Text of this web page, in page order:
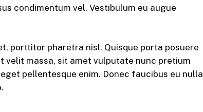
condimentum vel. Vestibulum eu augue
porttitor pharetra nisl. Quisque porta posuere
velit massa, sit amet vulputate nunc pretium
pellentesque enim. Donec faucibus eu nulla